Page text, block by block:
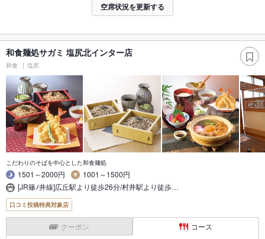
空席状況を更新する
和食麺処サガミ 塩尻北インター店
和食 塩尻
こだわりのそばを中心とした和食麺処
1501～2000円
1001～1500円
[JR篠ﾉ井線]広丘駅より徒歩26分/村井駅より徒歩…
口コミ投稿特典対象店
クーポン コース